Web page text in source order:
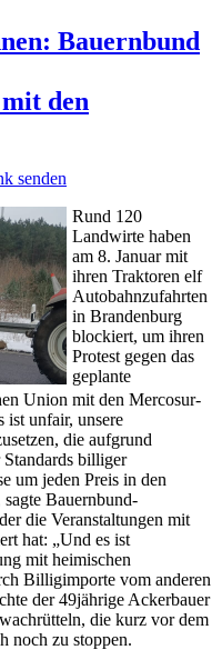
Bauernbund
den
senden
Rund 120
Landwirte haben
am 8. Januar mit
ihren Traktoren elf
Autobahnzufahrten
in Brandenburg
blockiert, um ihren
Protest gegen das
geplante
Union mit den Mercosur-
ist unfair, unsere
die aufgrund
billiger
um jeden Preis in den
Bauernbund-
die Veranstaltungen mit
hat: „Und es ist
mit heimischen
Billigimporte vom anderen
der 49jährige Ackerbauer
die kurz vor dem
noch zu stoppen.